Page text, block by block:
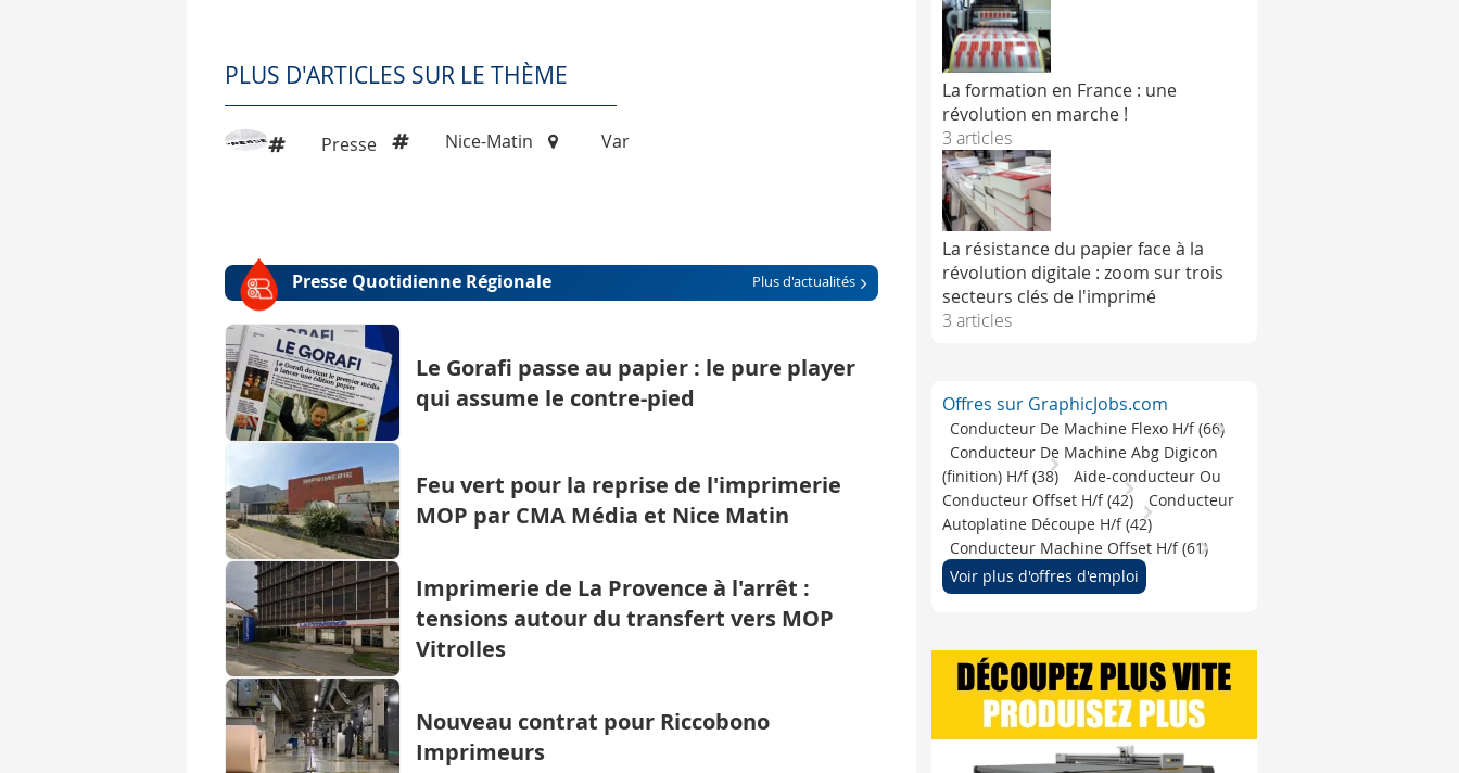
PLUS D'ARTICLES SUR LE THÈME
Presse Nice-Matin Var
Presse Quotidienne Régionale Plus d'actualités
Le Gorafi passe au papier : le pure player
qui assume le contre-pied
Feu vert pour la reprise de l'imprimerie
MOP par CMA Média et Nice Matin
Imprimerie de La Provence à l'arrêt :
tensions autour du transfert vers MOP
Vitrolles
Nouveau contrat pour Riccobono
Imprimeurs
La formation en France : une
révolution en marche !
3 articles
La résistance du papier face à la
révolution digitale : zoom sur trois
secteurs clés de l'imprimé
3 articles
Offres sur GraphicJobs.com
Conducteur De Machine Flexo H/f (66)
Conducteur De Machine Abg Digicon
(finition) H/f (38)
Aide-conducteur Ou
Conducteur Offset H/f (42)
Conducteur
Autoplatine Découpe H/f (42)
Conducteur Machine Offset H/f (61)
Voir plus d'offres d'emploi